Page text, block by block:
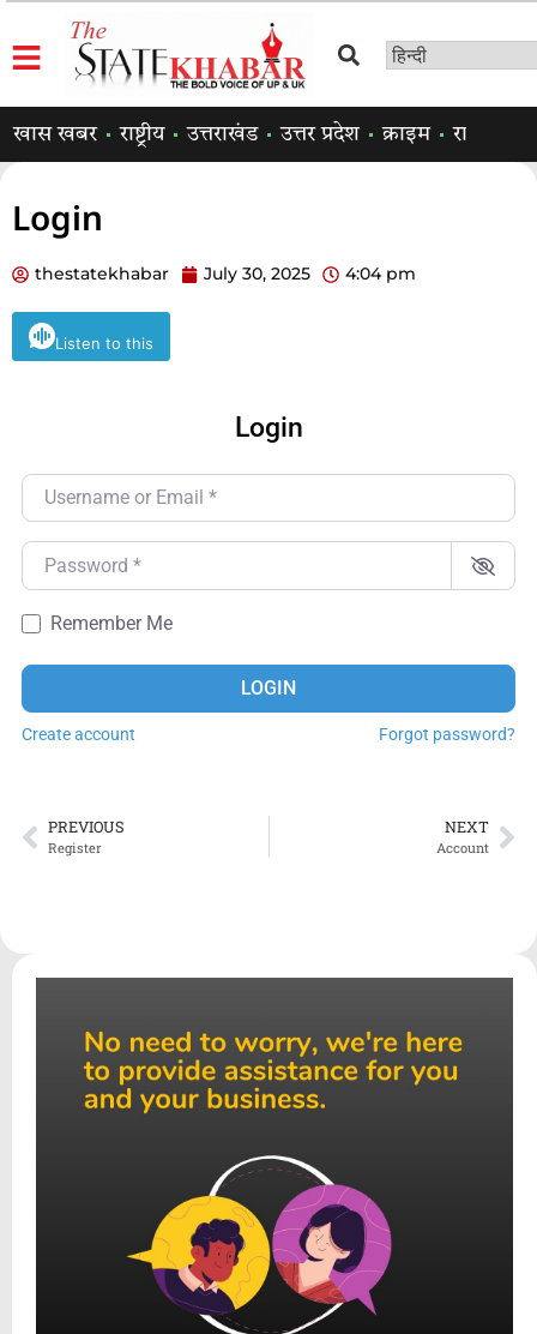
खास खबर राष्ट्रीय उत्तराखंड उत्तर प्रदेश क्राइम राजनीति
Login
thestatekhabar July 30, 2025 4:04 pm
Listen to this
Login
Username or Email
Password
Remember Me
LOGIN
Create account Forgot password?
PREVIOUS
Register
NEXT
Account